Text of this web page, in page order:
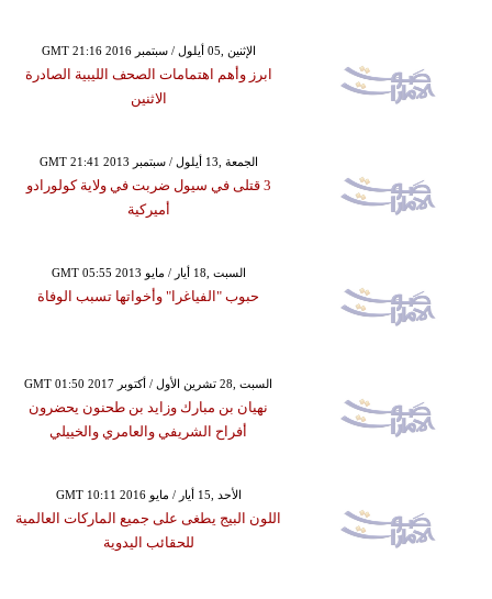
GMT 21:16 2016 الإثنين ,05 أيلول / سبتمبر
ابرز وأهم اهتمامات الصحف الليبية الصادرة
الاثنين
GMT 21:41 2013 الجمعة ,13 أيلول / سبتمبر
3 قتلى في سيول ضربت في ولاية كولورادو
أميركية
GMT 05:55 2013 السبت ,18 أيار / مايو
حبوب "الفياغرا" وأخواتها تسبب الوفاة
GMT 01:50 2017 السبت ,28 تشرين الأول / أكتوبر
نهيان بن مبارك وزايد بن طحنون يحضرون
أفراح الشريفي والعامري والخييلي
GMT 10:11 2016 الأحد ,15 أيار / مايو
اللون البيج يطغى على جميع الماركات العالمية
للحقائب اليدوية